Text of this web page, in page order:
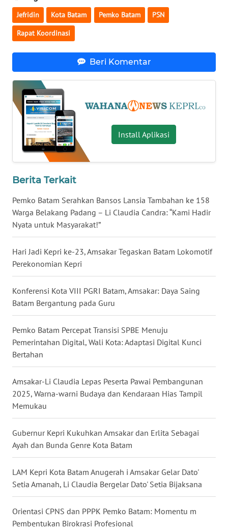
Jefridin Kota Batam Pemko Batam PSN
Rapat Koordinasi
Beri Komentar
Install Aplikasi
Berita Terkait
Pemko Batam Serahkan Bansos Lansia Tambahan ke 158
Warga Belakang Padang – Li Claudia Candra: “Kami Hadir
Nyata untuk Masyarakat!”
Hari Jadi Kepri ke-23, Amsakar Tegaskan Batam Lokomotif
Perekonomian Kepri
Konferensi Kota VIII PGRI Batam, Amsakar: Daya Saing
Batam Bergantung pada Guru
Pemko Batam Percepat Transisi SPBE Menuju
Pemerintahan Digital, Wali Kota: Adaptasi Digital Kunci
Bertahan
Amsakar-Li Claudia Lepas Peserta Pawai Pembangunan
2025, Warna-warni Budaya dan Kendaraan Hias Tampil
Memukau
Gubernur Kepri Kukuhkan Amsakar dan Erlita Sebagai
Ayah dan Bunda Genre Kota Batam
LAM Kepri Kota Batam Anugerah i Amsakar Gelar Dato'
Setia Amanah, Li Claudia Bergelar Dato' Setia Bijaksana
Orientasi CPNS dan PPPK Pemko Batam: Momentu m
Pembentukan Birokrasi Profesional
BENGKULU
WN
WN
JATENG
WN
NUSANTARA
WN
JOGJA
JATIM
WN
BALI
WN
KALBAR
WN
WN
KALSEL
WN
GORONTALO
WN